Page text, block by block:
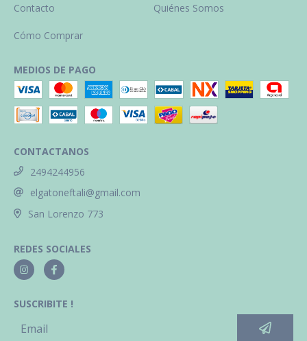
Contacto Quiénes Somos
Cómo Comprar
MEDIOS DE PAGO
CONTACTANOS
2494244956
elgatoneftali@gmail.com
San Lorenzo 773
REDES SOCIALES
SUSCRIBITE !